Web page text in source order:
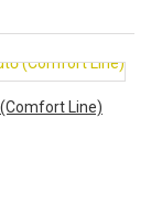
Line)